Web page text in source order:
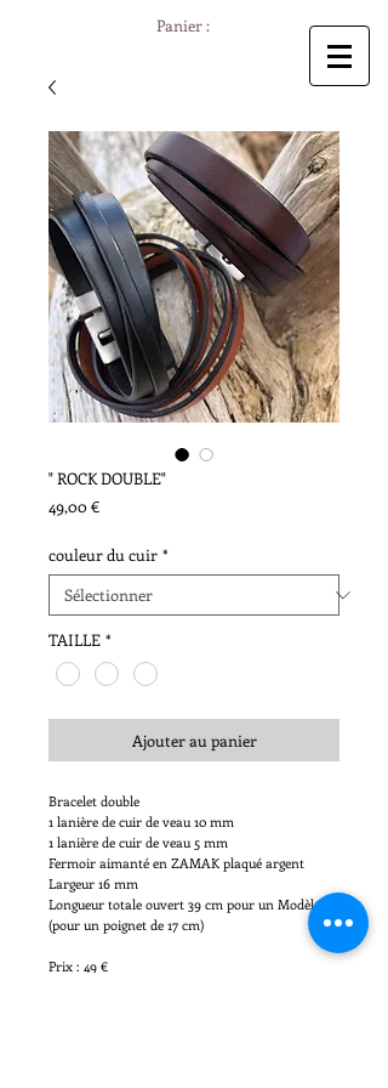
Panier :
" ROCK DOUBLE"
49,00 €Prix
couleur du cuir *
TAILLE *
Ajouter au panier
Bracelet double
1 lanière de cuir de veau 10 mm
1 lanière de cuir de veau 5 mm
Fermoir aimanté en ZAMAK plaqué argent
Largeur 16 mm
Longueur totale ouvert 39 cm pour un Modèle M
(pour un poignet de 17 cm)
Prix : 49 €